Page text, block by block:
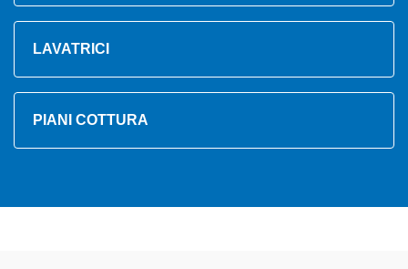
LAVATRICI
PIANI COTTURA